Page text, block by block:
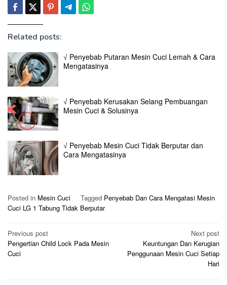
Related posts:
√ Penyebab Putaran Mesin Cuci Lemah & Cara
Mengatasinya
√ Penyebab Kerusakan Selang Pembuangan
Mesin Cuci & Solusinya
√ Penyebab Mesin Cuci Tidak Berputar dan
Cara Mengatasinya
Posted in Mesin Cuci Tagged Penyebab Dan Cara Mengatasi Mesin
Cuci LG 1 Tabung Tidak Berputar
Post
navigation
Previous post
Pengertian Child Lock Pada Mesin
Cuci
Next post
Keuntungan Dan Kerugian
Penggunaan Mesin Cuci Setiap
Hari